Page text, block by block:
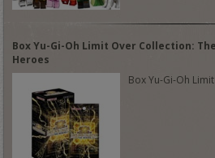
Box Yu-Gi-Oh Limit Over Collection: The
Heroes
Box Yu-Gi-Oh